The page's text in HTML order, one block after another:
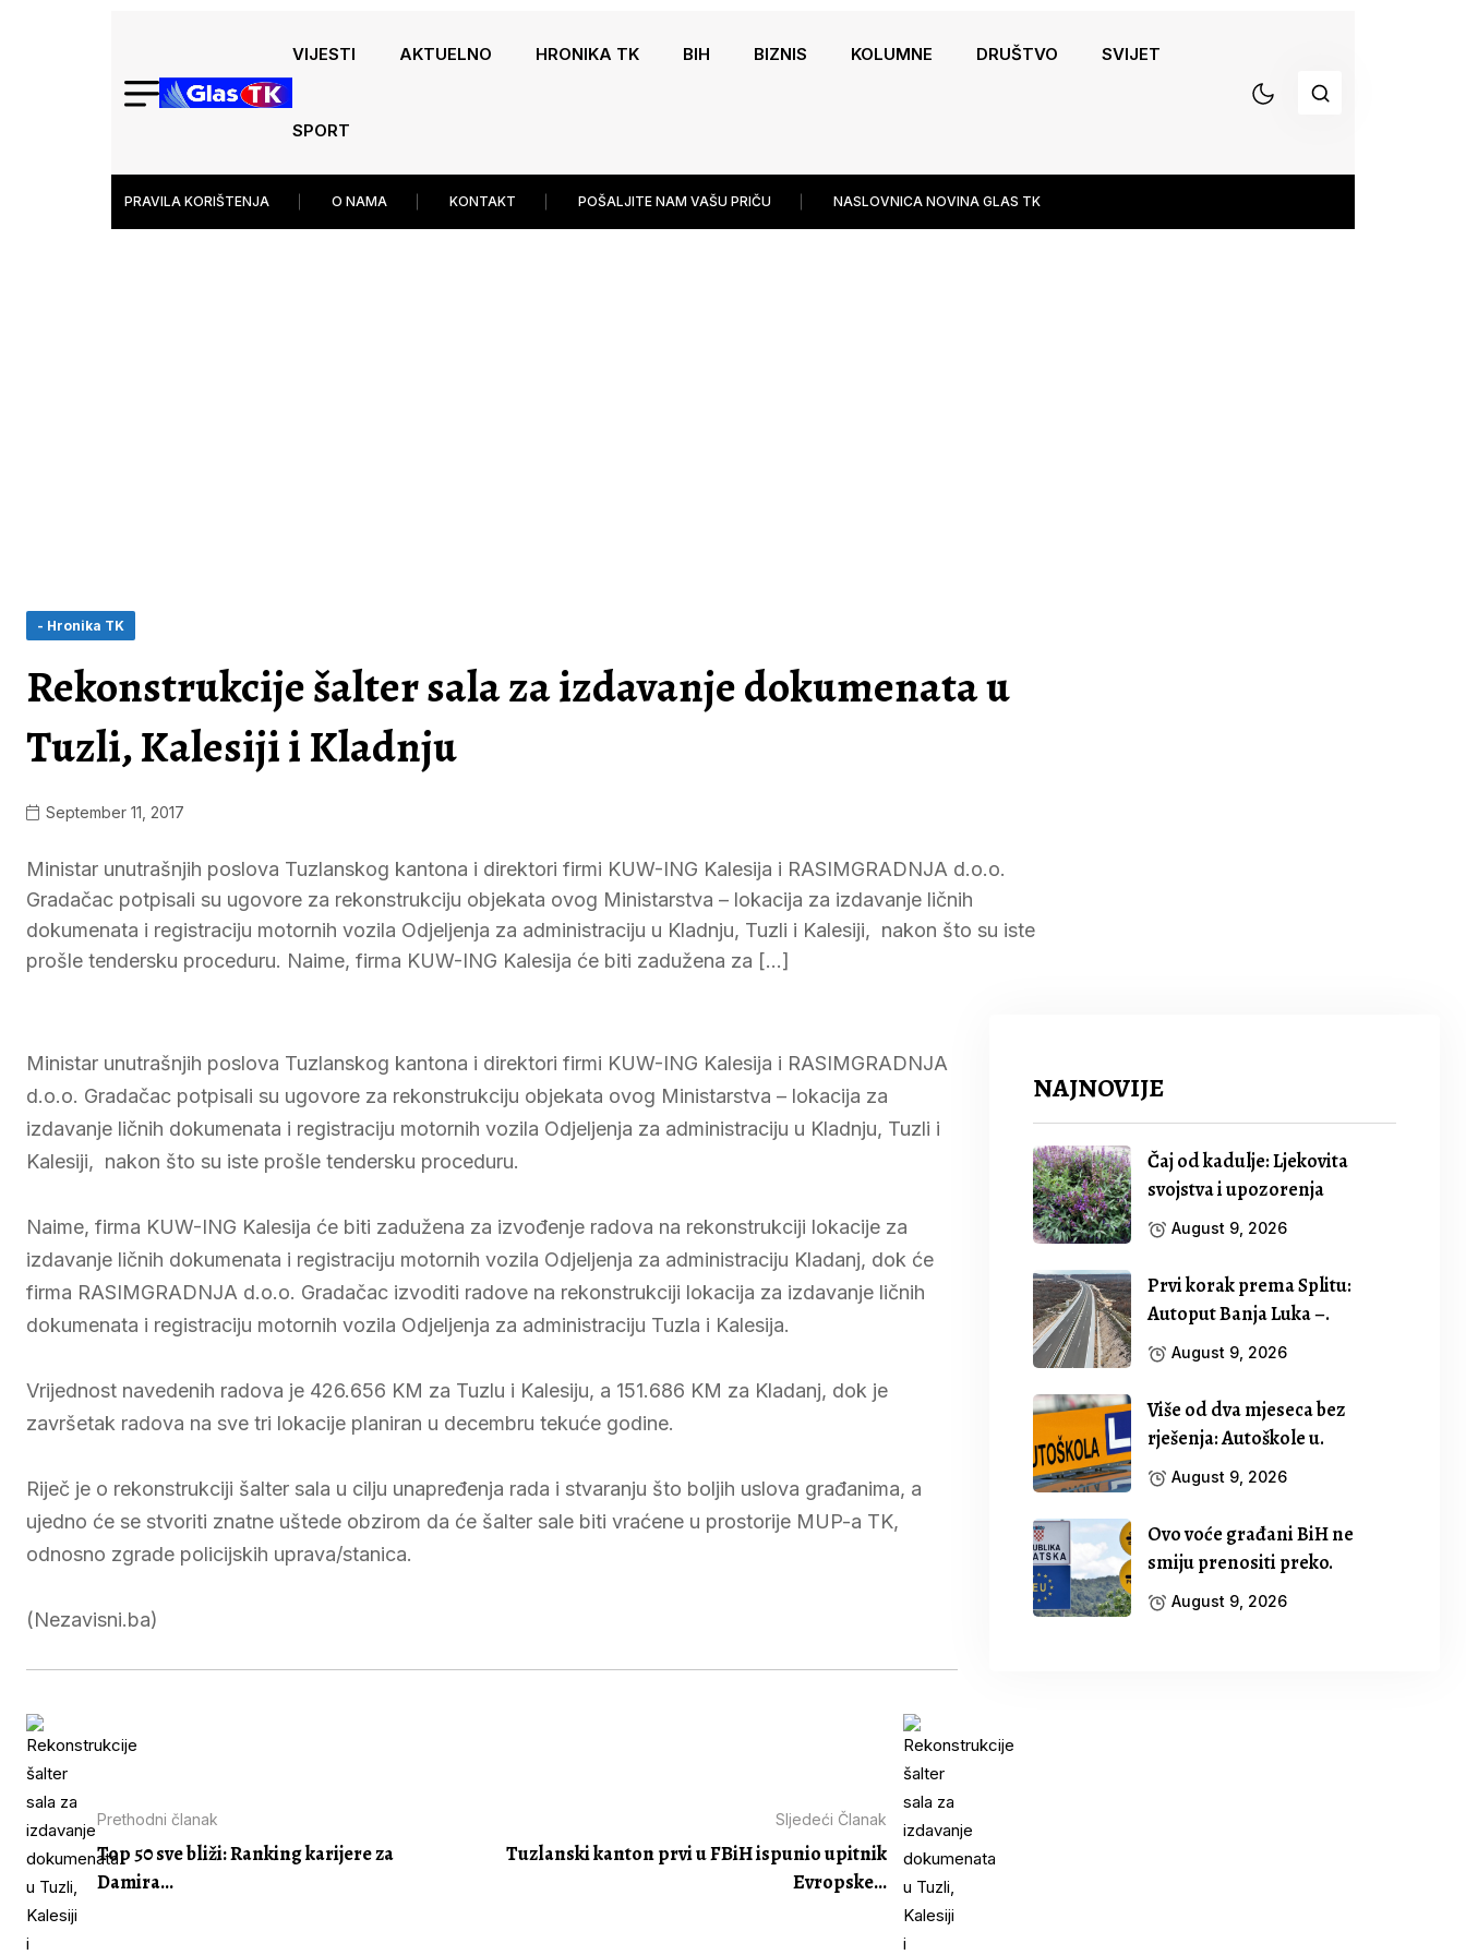
VIJESTI AKTUELNO HRONIKA TK BIH BIZNIS KOLUMNE DRUŠTVO SVIJET
SPORT
PRAVILA KORIŠTENJA O NAMA KONTAKT POŠALJITE NAM VAŠU PRIČU NASLOVNICA NOVINA GLAS TK
- Hronika TK
Rekonstrukcije šalter sala za izdavanje dokumenata u
Tuzli, Kalesiji i Kladnju
September 11, 2017
Ministar unutrašnjih poslova Tuzlanskog kantona i direktori firmi KUW-ING Kalesija i RASIMGRADNJA d.o.o.
Gradačac potpisali su ugovore za rekonstrukciju objekata ovog Ministarstva – lokacija za izdavanje ličnih
dokumenata i registraciju motornih vozila Odjeljenja za administraciju u Kladnju, Tuzli i Kalesiji, nakon što su iste
prošle tendersku proceduru. Naime, firma KUW-ING Kalesija će biti zadužena za […]
Ministar unutrašnjih poslova Tuzlanskog kantona i direktori firmi KUW-ING Kalesija i RASIMGRADNJA
d.o.o. Gradačac potpisali su ugovore za rekonstrukciju objekata ovog Ministarstva – lokacija za
izdavanje ličnih dokumenata i registraciju motornih vozila Odjeljenja za administraciju u Kladnju, Tuzli i
Kalesiji, nakon što su iste prošle tendersku proceduru.
Naime, firma KUW-ING Kalesija će biti zadužena za izvođenje radova na rekonstrukciji lokacije za
izdavanje ličnih dokumenata i registraciju motornih vozila Odjeljenja za administraciju Kladanj, dok će
firma RASIMGRADNJA d.o.o. Gradačac izvoditi radove na rekonstrukciji lokacija za izdavanje ličnih
dokumenata i registraciju motornih vozila Odjeljenja za administraciju Tuzla i Kalesija.
Vrijednost navedenih radova je 426.656 KM za Tuzlu i Kalesiju, a 151.686 KM za Kladanj, dok je
završetak radova na sve tri lokacije planiran u decembru tekuće godine.
Riječ je o rekonstrukciji šalter sala u cilju unapređenja rada i stvaranju što boljih uslova građanima, a
ujedno će se stvoriti znatne uštede obzirom da će šalter sale biti vraćene u prostorije MUP-a TK,
odnosno zgrade policijskih uprava/stanica.
(Nezavisni.ba)
Prethodni članak
Top 50 sve bliži: Ranking karijere za
Damira...
Sljedeći Članak
Tuzlanski kanton prvi u FBiH ispunio upitnik
Evropske...
NAJNOVIJE
Čaj od kadulje: Ljekovita
svojstva i upozorenja
August 9, 2026
Prvi korak prema Splitu:
Autoput Banja Luka –.
August 9, 2026
Više od dva mjeseca bez
rješenja: Autoškole u.
August 9, 2026
Ovo voće građani BiH ne
smiju prenositi preko.
August 9, 2026